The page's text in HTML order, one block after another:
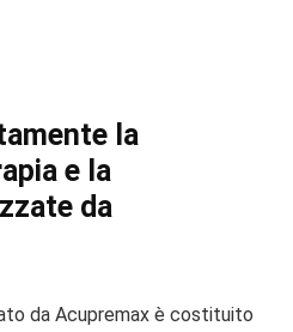
la
e la
da
da Acupremax è costituito